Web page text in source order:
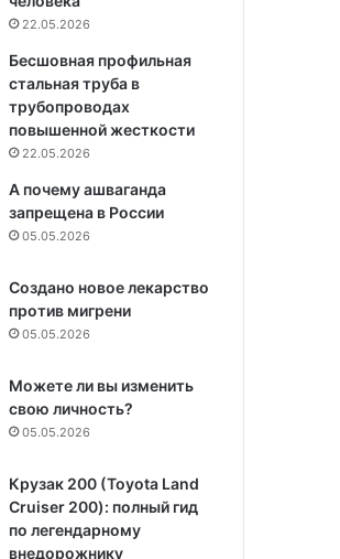
22.05.2026
Бесшовная профильная
стальная труба в
трубопроводах
повышенной жесткости
22.05.2026
А почему ашваганда
запрещена в России
05.05.2026
Создано новое лекарство
против мигрени
05.05.2026
Можете ли вы изменить
свою личность?
05.05.2026
Крузак 200 (Toyota Land
Cruiser 200): полный гид
по легендарному
внедорожнику